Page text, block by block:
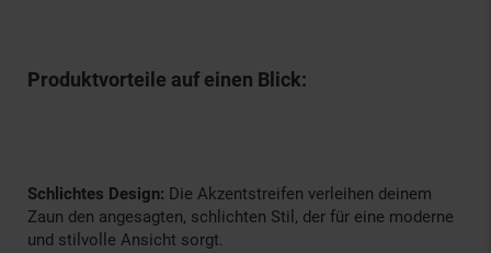
Produktvorteile auf einen Blick:
Schlichtes Design: Die Akzentstreifen verleihen deinem
Zaun den angesagten, schlichten Stil, der für eine moderne
und stilvolle Ansicht sorgt.